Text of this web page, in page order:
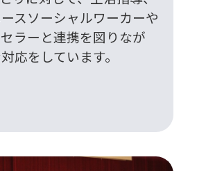
スソーシャルワーカーや
ラーと連携を図りなが
応をしています。